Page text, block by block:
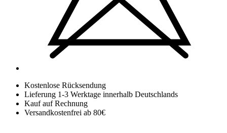
Kostenlose Rücksendung
Lieferung 1-3 Werktage innerhalb Deutschlands
Kauf auf Rechnung
Versandkostenfrei ab 80€